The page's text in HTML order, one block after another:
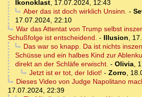
Ikonoklast, 17.07.2024, 12:43
Aber das ist doch wirklich Unsinn. -
17.07.2024, 22:10
War das Attentat von Trump selbst
Schußfolge ist entscheidend. - Illusion,
Das war so knapp. Da ist nichts
Schüsse und ein halbes Kind zur
direkt an der Schläfe erwischt. - Olivia,
Jetzt ist er tot, der Idiot! - Zorro,
Dieses Video von Judge Napolitano
17.07.2024, 22:39